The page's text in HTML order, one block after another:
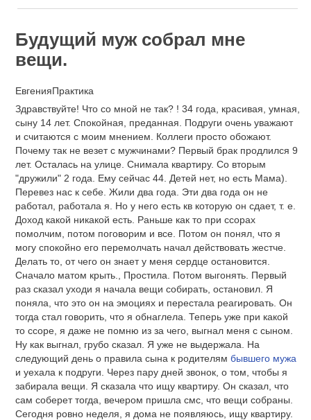
Будущий муж собрал мне
вещи.
ЕвгенияПрактика
Здравствуйте! Что со мной не так? ! 34 года, красивая, умная,
сыну 14 лет. Спокойная, преданная. Подруги очень уважают
и считаются с моим мнением. Коллеги просто обожают.
Почему так не везет с мужчинами? Первый брак продлился 9
лет. Осталась на улице. Снимала квартиру. Со вторым
"дружили" 2 года. Ему сейчас 44. Детей нет, но есть Мама).
Перевез нас к себе. Жили два года. Эти два года он не
работал, работала я. Но у него есть кв которую он сдает, т. е.
Доход какой никакой есть. Раньше как то при ссорах
помолчим, потом поговорим и все. Потом он понял, что я
могу спокойно его перемолчать начал действовать жестче.
Делать то, от чего он знает у меня сердце остановится.
Сначало матом крыть., Простила. Потом выгонять. Первый
раз сказал уходи я начала вещи собирать, остановил. Я
поняла, что это он на эмоциях и перестала реагировать. Он
тогда стал говорить, что я обнаглела. Теперь уже при какой
то ссоре, я даже не помню из за чего, выгнал меня с сыном.
Ну как выгнал, грубо сказал. Я уже не выдержала. На
следующий день о правила сына к родителям бывшего мужа
и уехала к подруги. Через пару дней звонок, о том, чтобы я
забирала вещи. Я сказала что ищу квартиру. Он сказал, что
сам соберет тогда, вечером пришла смс, что вещи собраны.
Сегодня ровно неделя, я дома не появляюсь, ищу квартиру.